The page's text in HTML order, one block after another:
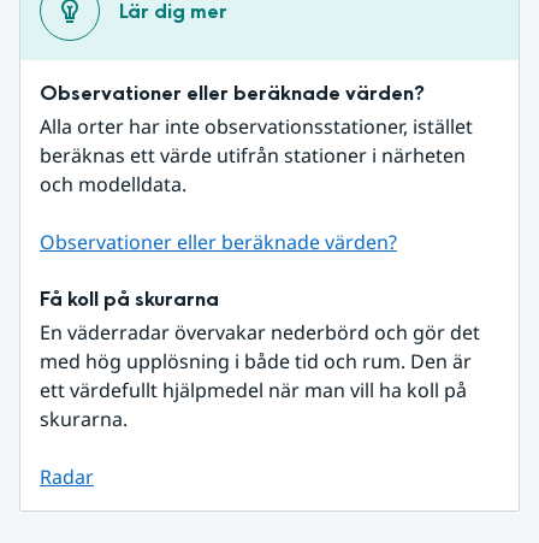
Lär dig mer
Observationer eller beräknade värden?
Alla orter har inte observationsstationer, istället
beräknas ett värde utifrån stationer i närheten
och modelldata.
Observationer eller beräknade värden?
Få koll på skurarna
En väderradar övervakar nederbörd och gör det
med hög upplösning i både tid och rum. Den är
ett värdefullt hjälpmedel när man vill ha koll på
skurarna.
Radar